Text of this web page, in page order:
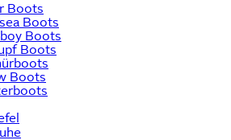
Boots
Boots
Boots
Boots
Boots